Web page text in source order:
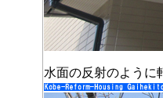
水面の反射のように